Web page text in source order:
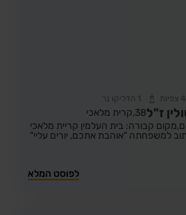
צפיות 1 הדליקו נר
ז"ל38, קרית מלאכי
מקום קבורה: בית העלמין קריית מלאכי
למשפחתה "אוהבת אתכם, יורים עליי"
לפוסט המלא